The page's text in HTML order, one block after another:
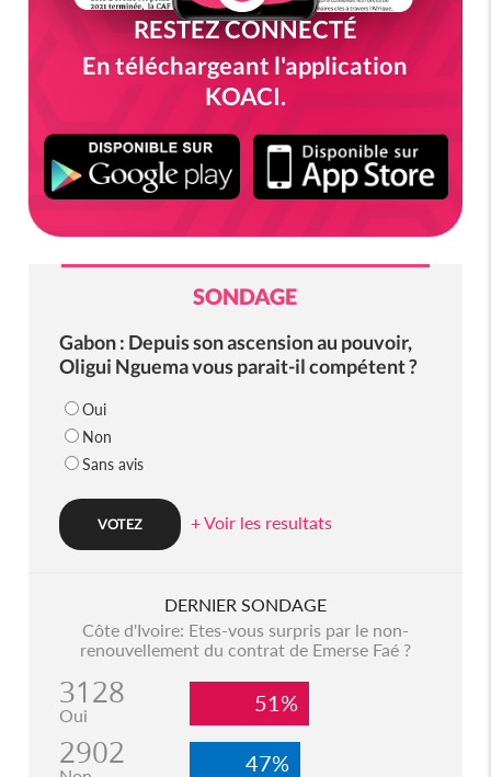
RESTEZ CONNECTÉ
En téléchargeant l'application
KOACI.
SONDAGE
Gabon : Depuis son ascension au pouvoir,
Oligui Nguema vous parait-il compétent ?
Oui
Non
Sans avis
+ Voir les resultats
DERNIER SONDAGE
Côte d'Ivoire: Etes-vous surpris par le non-
renouvellement du contrat de Emerse Faé ?
3128
Oui 51%
2902 47%